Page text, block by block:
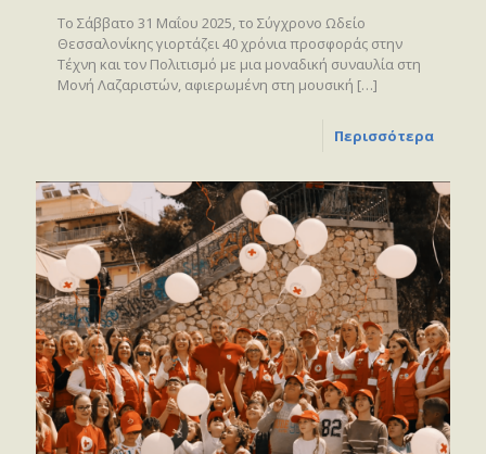
Το Σάββατο 31 Μαΐου 2025, το Σύγχρονο Ωδείο
Θεσσαλονίκης γιορτάζει 40 χρόνια προσφοράς στην
Τέχνη και τον Πολιτισμό με μια μοναδική συναυλία στη
Μονή Λαζαριστών, αφιερωμένη στη μουσική […]
Περισσότερα